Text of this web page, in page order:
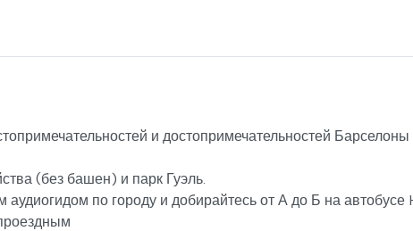
и достопримечательностей Барселоны
(без башен) и парк Гуэль.
по городу и добирайтесь от А до Б на автобусе